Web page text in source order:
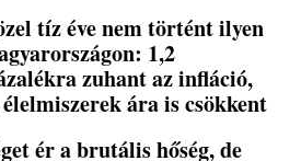
tíz éve nem történt ilyen
1,2
zuhant az infláció,
ára is csökkent
ér a brutális hőség, de